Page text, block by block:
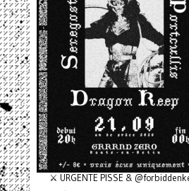
⚔️ URGENTE PISSE &